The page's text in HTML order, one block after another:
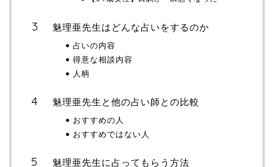
魅理亜先生はどんな占いをするのか
占いの内容
得意な相談内容
人柄
魅理亜先生と他の占い師との比較
おすすめの人
おすすめではない人
魅理亜先生に占ってもらう方法